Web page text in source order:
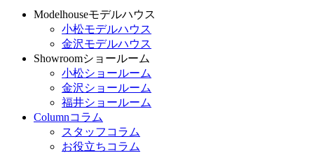
Modelhouseモデルハウス
小松モデルハウス
金沢モデルハウス
Showroomショールーム
小松ショールーム
金沢ショールーム
福井ショールーム
Columnコラム
スタッフコラム
お役立ちコラム